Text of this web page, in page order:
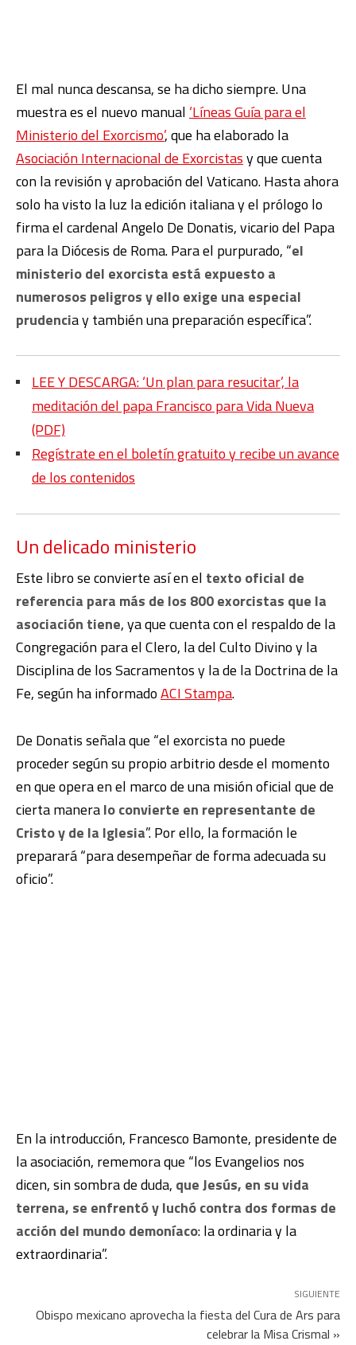
El mal nunca descansa, se ha dicho siempre. Una
muestra es el nuevo manual ‘Líneas Guía para el
Ministerio del Exorcismo’, que ha elaborado la
Asociación Internacional de Exorcistasy que cuenta
con la revisión y aprobación del Vaticano. Hasta ahora
solo ha visto la luz la edición italiana y el prólogo lo
firma el cardenal Angelo De Donatis, vicario del Papa
para la Diócesis de Roma. Para el purpurado, “el
ministerio del exorcista está expuesto a
numerosos peligros y ello exige una especial
prudencia y también una preparación específica”.
LEE Y DESCARGA: ‘Un plan para resucitar’, la
meditación del papa Francisco para Vida Nueva
(PDF)
Regístrate en el boletín gratuito y recibe un avance
de los contenidos
Un delicado ministerio
Este libro se convierte así en el texto oficial de
referencia para más de los 800 exorcistas que la
asociación tiene, ya que cuenta con el respaldo de la
Congregación para el Clero, la del Culto Divino y la
Disciplina de los Sacramentos y la de la Doctrina de la
Fe, según ha informadoACI Stampa.
De Donatis señala que “el exorcista no puede
proceder según su propio arbitrio desde el momento
en que opera en el marco de una misión oficial que de
cierta maneralo convierte en representante de
Cristo y de la Iglesia”. Por ello, la formación le
preparará “para desempeñar de forma adecuada su
oficio”.
En la introducción, Francesco Bamonte, presidente de
la asociación, rememora que “los Evangelios nos
dicen, sin sombra de duda, que Jesús, en su vida
terrena, se enfrentó y luchó contra dos formas de
acción del mundo demoníaco: la ordinaria y la
extraordinaria”.
SIGUIENTE
Obispo mexicano aprovecha la fiesta del Cura de Ars para
celebrar la Misa Crismal »